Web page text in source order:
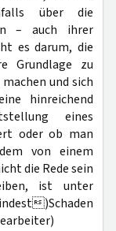
über die
– auch ihrer
es darum, die
Grundlage zu
und sich
hinreichend
eines
oder ob man
von einem
die Rede sein
ist unter
)Schaden